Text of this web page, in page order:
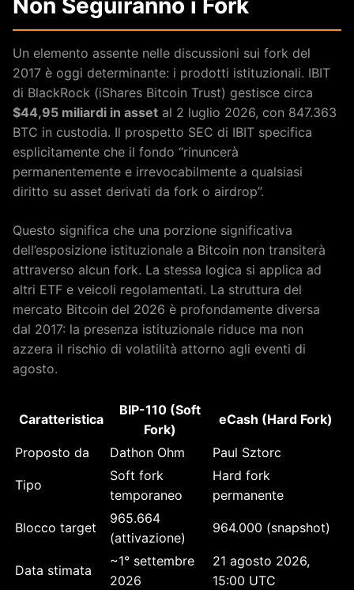
Non Seguiranno i Fork
Un elemento assente nelle discussioni sui fork del
2017 è oggi determinante: i prodotti istituzionali. IBIT
di BlackRock (iShares Bitcoin Trust) gestisce circa
$44,95 miliardi in asset al 2 luglio 2026, con 847.363
BTC in custodia. Il prospetto SEC di IBIT specifica
esplicitamente che il fondo “rinuncerà
permanentemente e irrevocabilmente a qualsiasi
diritto su asset derivati da fork o airdrop”.
Questo significa che una porzione significativa
dell’esposizione istituzionale a Bitcoin non transiterà
attraverso alcun fork. La stessa logica si applica ad
altri ETF e veicoli regolamentati. La struttura del
mercato Bitcoin del 2026 è profondamente diversa
dal 2017: la presenza istituzionale riduce ma non
azzera il rischio di volatilità attorno agli eventi di
agosto.
Caratteristica
BIP-110 (Soft
Fork)
eCash (Hard Fork)
Proposto da Dathon Ohm Paul Sztorc
Tipo
Soft fork
temporaneo
Hard fork
permanente
Blocco target
965.664
(attivazione)
964.000 (snapshot)
Data stimata
~1° settembre
2026
21 agosto 2026,
15:00 UTC